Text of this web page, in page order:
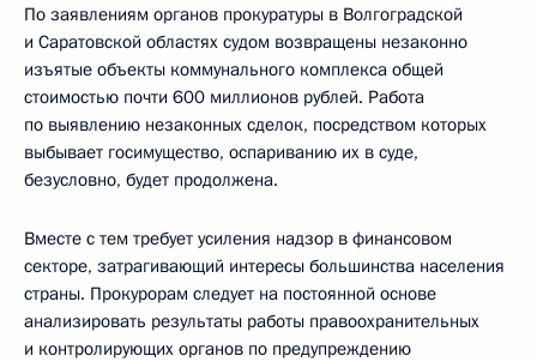
По заявлениям органов прокуратуры в Волгоградской
и Саратовской областях судом возвращены незаконно
изъятые объекты коммунального комплекса общей
стоимостью почти 600 миллионов рублей. Работа
по выявлению незаконных сделок, посредством которых
выбывает госимущество, оспариванию их в суде,
безусловно, будет продолжена.
Вместе с тем требует усиления надзор в финансовом
секторе, затрагивающий интересы большинства населения
страны. Прокурорам следует на постоянной основе
анализировать результаты работы правоохранительных
и контролирующих органов по предупреждению